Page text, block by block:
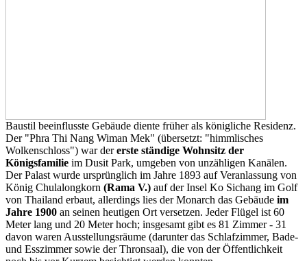
Baustil beeinflusste Gebäude diente früher als königliche Residenz.
Der "Phra Thi Nang Wiman Mek" (übersetzt: "himmlisches
Wolkenschloss") war dererste ständige Wohnsitz der
Königsfamilie im Dusit Park, umgeben von unzähligen Kanälen.
Der Palast wurde ursprünglich im Jahre 1893 auf Veranlassung von
König Chulalongkorn (Rama V.) auf der Insel Ko Sichang im Golf
von Thailand erbaut, allerdings lies der Monarch das Gebäude im
Jahre 1900 an seinen heutigen Ort versetzen. Jeder Flügel ist 60
Meter lang und 20 Meter hoch; insgesamt gibt es 81 Zimmer - 31
davon waren Ausstellungsräume (darunter das Schlafzimmer, Bade-
und Esszimmer sowie der Thronsaal), die von der Öffentlichkeit